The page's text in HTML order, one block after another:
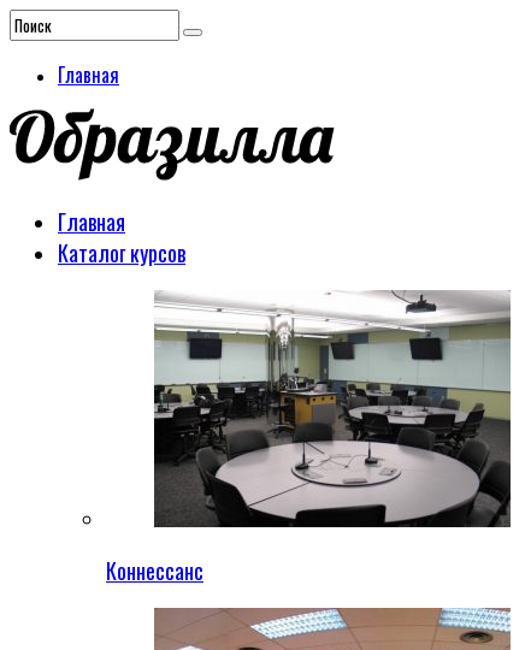
Главная
Главная
Каталог курсов
Коннессанс